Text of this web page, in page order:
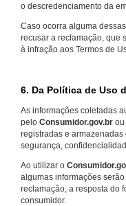
o descredenciamento da
Caso ocorra alguma
recusar a reclamação, que
à infração aos Termos de
6. Da Política de Uso
As informações coletadas
pelo Consumidor.gov.br ou
registradas e
segurança,
Ao utilizar o
algumas informações
reclamação, a resposta do
consumidor.